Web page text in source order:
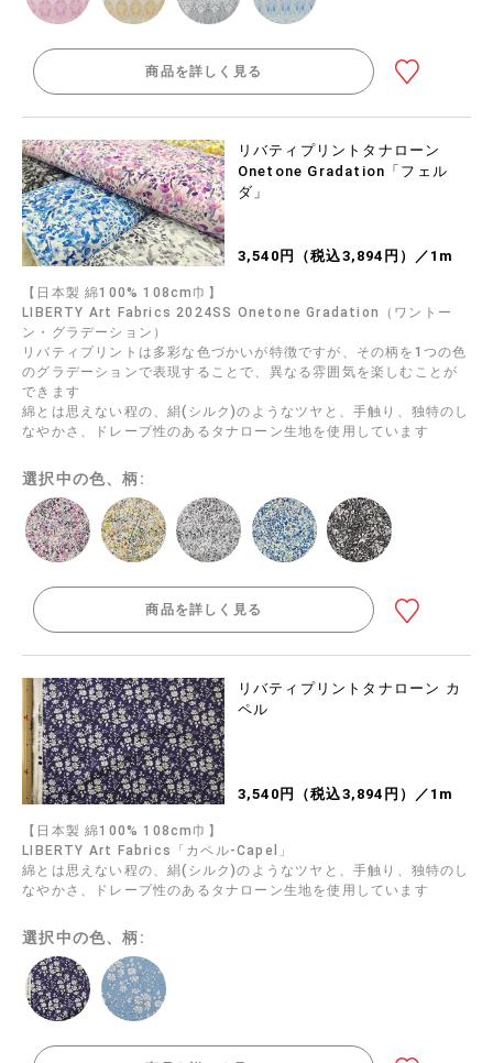
商品を詳しく見る
リバティプリントタナローン
Onetone Gradation「フェル
ダ」
3,540円（税込3,894円）／1m
【日本製 綿100% 108cm巾】
LIBERTY Art Fabrics 2024SS Onetone Gradation（ワントー
ン・グラデーション）
リバティプリントは多彩な色づかいが特徴ですが、その柄を1つの色
のグラデーションで表現することで、異なる雰囲気を楽しむことが
できます
綿とは思えない程の、絹(シルク)のようなツヤと、手触り、独特のし
なやかさ、ドレープ性のあるタナローン生地を使用しています
選択中の色、柄:
商品を詳しく見る
リバティプリントタナローン カ
ペル
3,540円（税込3,894円）／1m
【日本製 綿100% 108cm巾】
LIBERTY Art Fabrics「カペル-Capel」
綿とは思えない程の、絹(シルク)のようなツヤと、手触り、独特のし
なやかさ、ドレープ性のあるタナローン生地を使用しています
選択中の色、柄: